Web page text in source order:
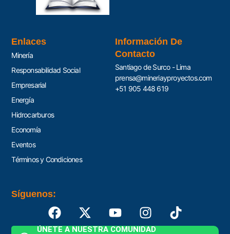
Enlaces
Minería
Responsabilidad Social
Empresarial
Energía
Hidrocarburos
Economía
Eventos
Términos y Condiciones
Información De
Contacto
Santiago de Surco - Lima
prensa@mineriayproyectos.com
+51 905 448 619
Síguenos:
ÚNETE A NUESTRA COMUNIDAD